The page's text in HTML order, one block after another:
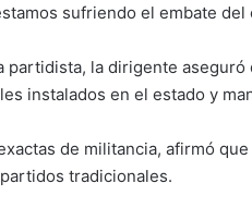
sufriendo el embate del
partidista, la dirigente
instalados en el estado y
de militancia, afirmó
tradicionales.